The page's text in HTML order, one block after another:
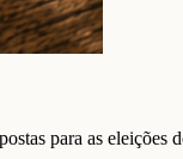
para as eleições